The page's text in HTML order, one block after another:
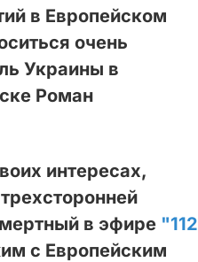
в Европейском
очень
Украины в
Роман
интересах,
в эфире "112
с Европейским